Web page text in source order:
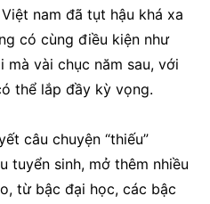
nam đã tụt hậu khá xa
có cùng điều kiện như
mà vài chục năm sau, với
thể lắp đầy kỳ vọng.
câu chuyện “thiếu”
tuyển sinh, mở thêm nhiều
từ bậc đại học, các bậc